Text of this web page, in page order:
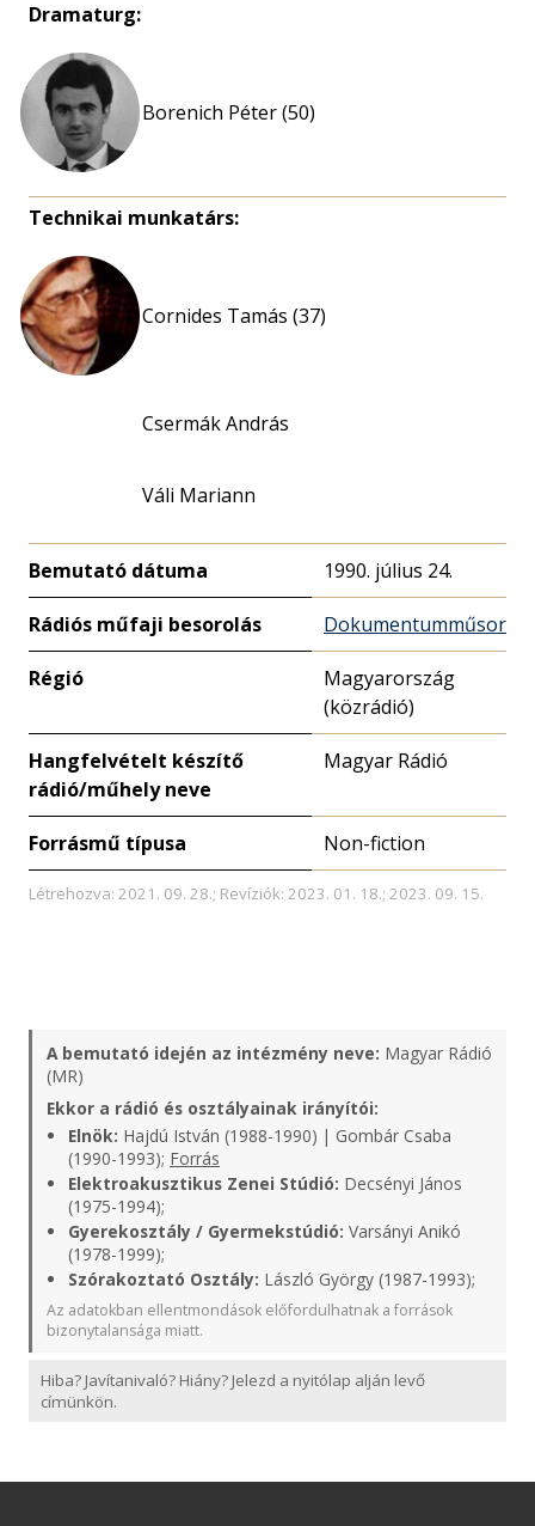
Dramaturg:
Borenich Péter (50)
Technikai munkatárs:
Cornides Tamás (37)
Csermák András
Váli Mariann
Bemutató dátuma 1990. július 24.
Rádiós műfaji besorolás Dokumentumműsor
Régió
Magyarország
(közrádió)
Hangfelvételt készítő
rádió/műhely neve
Magyar Rádió
Forrásmű típusa Non-fiction
Létrehozva: 2021. 09. 28.; Revíziók: 2023. 01. 18.; 2023. 09. 15.
A bemutató idején az intézmény neve: Magyar Rádió
(MR)
Ekkor a rádió és osztályainak irányítói:
Elnök: Hajdú István (1988-1990) | Gombár Csaba
(1990-1993); Forrás
Elektroakusztikus Zenei Stúdió: Decsényi János
(1975-1994);
Gyerekosztály / Gyermekstúdió: Varsányi Anikó
(1978-1999);
Szórakoztató Osztály: László György (1987-1993);
Az adatokban ellentmondások előfordulhatnak a források
bizonytalansága miatt.
Hiba? Javítanivaló? Hiány? Jelezd a nyitólap alján levő
címünkön.